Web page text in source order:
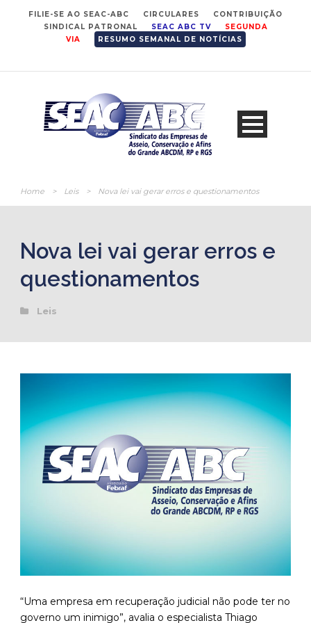
FILIE-SE AO SEAC-ABC CIRCULARES
CONTRIBUIÇÃO
SINDICAL PATRONAL
SEAC ABC TV
SEGUNDA
VIA
RESUMO SEMANAL DE NOTÍCIAS
Home > Leis > Nova lei vai gerar erros e questionamentos
Nova lei vai gerar erros e
questionamentos
Leis
“Uma empresa em recuperação judicial não pode ter no
governo um inimigo”, avalia o especialista Thiago